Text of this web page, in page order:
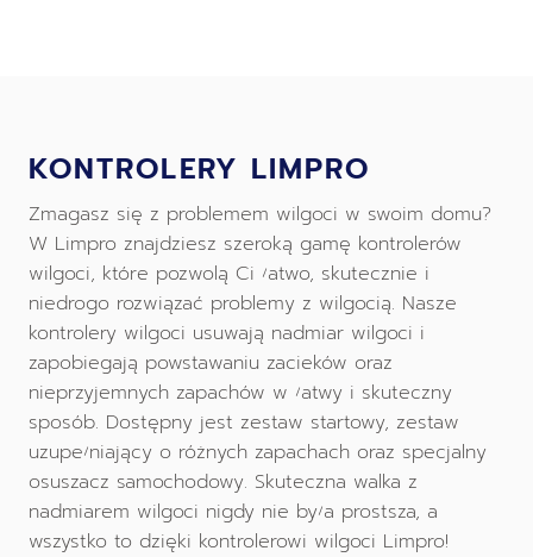
KONTROLERY LIMPRO
Zmagasz się z problemem wilgoci w swoim domu?
W Limpro znajdziesz szeroką gamę kontrolerów
wilgoci, które pozwolą Ci łatwo, skutecznie i
niedrogo rozwiązać problemy z wilgocią. Nasze
kontrolery wilgoci usuwają nadmiar wilgoci i
zapobiegają powstawaniu zacieków oraz
nieprzyjemnych zapachów w łatwy i skuteczny
sposób. Dostępny jest zestaw startowy, zestaw
uzupełniający o różnych zapachach oraz specjalny
osuszacz samochodowy. Skuteczna walka z
nadmiarem wilgoci nigdy nie była prostsza, a
wszystko to dzięki kontrolerowi wilgoci Limpro!